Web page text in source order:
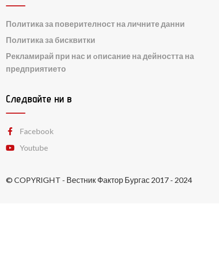
Политика за поверителност на личните данни
Политика за бисквитки
Рекламирай при нас и oписание на дейността на
предприятието
Следвайте ни в
Facebook
Youtube
© COPYRIGHT - Вестник Фактор Бургас 2017 - 2024